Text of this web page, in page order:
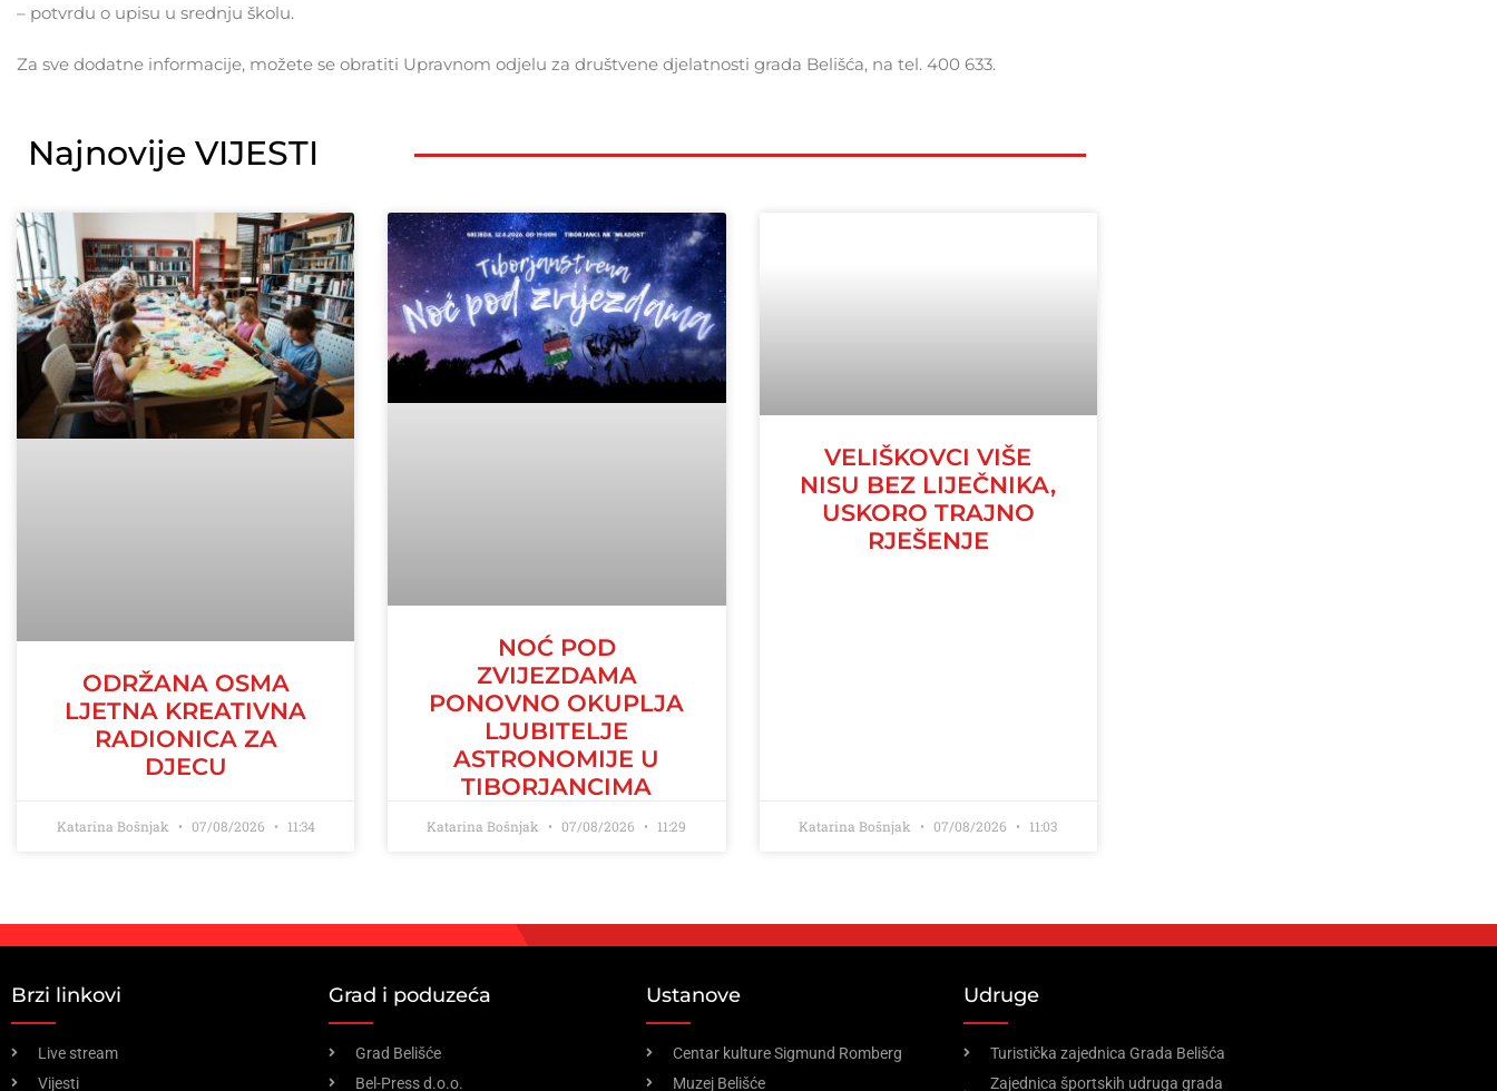
– potvrdu o upisu u srednju školu.
Za sve dodatne informacije, možete se obratiti Upravnom odjelu za društvene djelatnosti grada Belišća, na tel. 400 633.
Najnovije VIJESTI
ODRŽANA OSMA
LJETNA KREATIVNA
RADIONICA ZA
DJECU
Katarina Bošnjak 07/08/2026 11:34
NOĆ POD
ZVIJEZDAMA
PONOVNO OKUPLJA
LJUBITELJE
ASTRONOMIJE U
TIBORJANCIMA
Katarina Bošnjak 07/08/2026 11:29
VELIŠKOVCI VIŠE
NISU BEZ LIJEČNIKA,
USKORO TRAJNO
RJEŠENJE
Katarina Bošnjak 07/08/2026 11:03
Brzi linkovi
Live stream
Vijesti
Grad i poduzeća
Grad Belišće
Bel-Press d.o.o.
Ustanove
Centar kulture Sigmund Romberg
Muzej Belišće
Udruge
Turistička zajednica Grada Belišća
Zajednica športskih udruga grada